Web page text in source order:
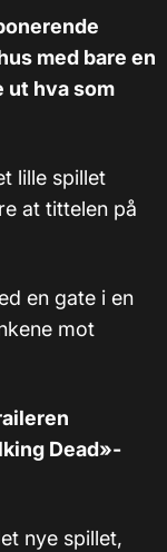
med bare en
ut hva som
lille spillet
at tittelen på
en gate i en
mot
Dead»-
nye spillet,